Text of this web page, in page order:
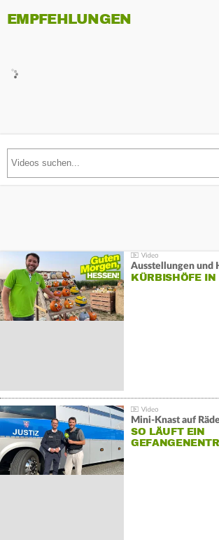
EMPFEHLUNGEN
Ausstellungen und
KÜRBISHÖFE IN
Mini-Knast auf
SO LÄUFT EIN